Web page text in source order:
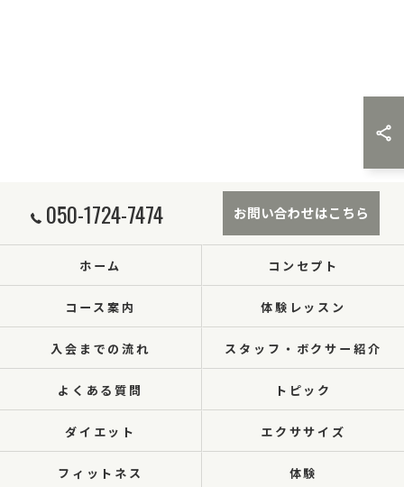
050-1724-7474 お問い合わせはこちら
ホーム コンセプト
コース案内 体験レッスン
入会までの流れ スタッフ・ボクサー紹介
よくある質問 トピック
ダイエット エクササイズ
フィットネス 体験